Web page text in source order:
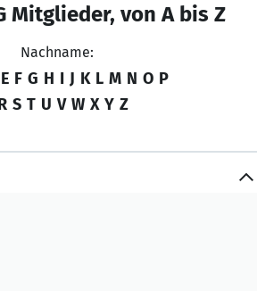
Mitglieder, von A bis Z
Nachname:
E F G H I J K L M N O P
S T U V W X Y Z